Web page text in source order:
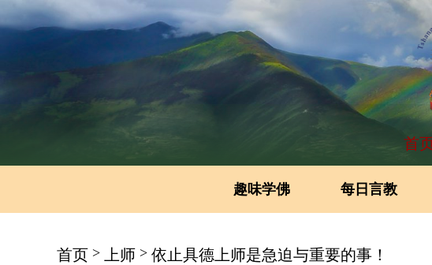
首
趣味学佛 每日言教
首页 > 上师 > 依止具德上师是急迫与重要的事！